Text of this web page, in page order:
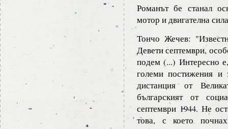
Романът бе станал
мотор и двигателна
Тончо Жечев:
Девети септември,
подем (...) Интересно
големи постижения и
дистанция от
българският от
септември 1944. Не
това, с което